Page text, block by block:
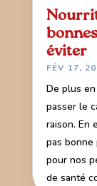
éviter
FÉV 17,
De plus
passer le
raison. En
pas bonne
pour nos
de santé